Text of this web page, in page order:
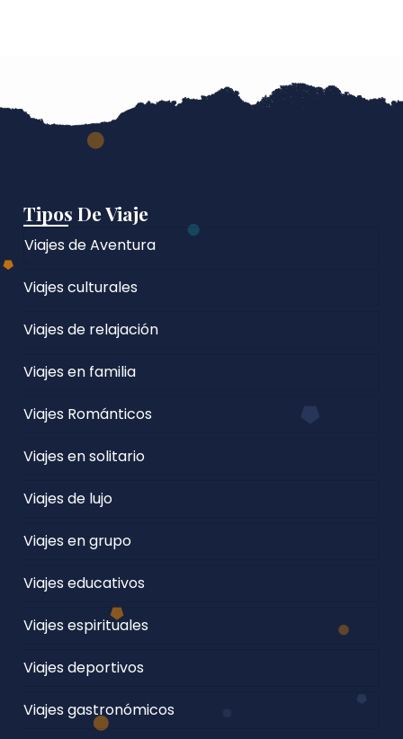
Tipos De Viaje
Viajes de Aventura
Viajes culturales
Viajes de relajación
Viajes en familia
Viajes Románticos
Viajes en solitario
Viajes de lujo
Viajes en grupo
Viajes educativos
Viajes espirituales
Viajes deportivos
Viajes gastronómicos